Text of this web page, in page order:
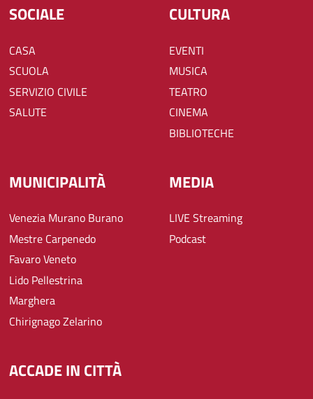
SOCIALE
CASA
SCUOLA
SERVIZIO CIVILE
SALUTE
CULTURA
EVENTI
MUSICA
TEATRO
CINEMA
BIBLIOTECHE
MUNICIPALITÀ
Venezia Murano Burano
Mestre Carpenedo
Favaro Veneto
Lido Pellestrina
Marghera
Chirignago Zelarino
MEDIA
LIVE Streaming
Podcast
ACCADE IN CITTÀ